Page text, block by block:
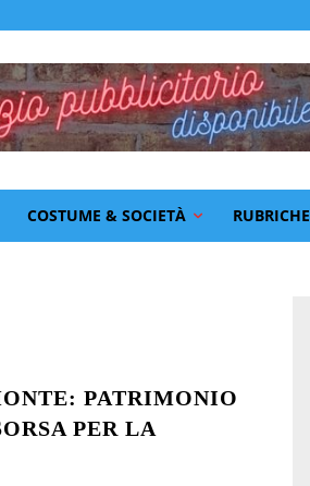
COSTUME & SOCIETÀ RUBRICHE
PATRIMONIO
PER LA